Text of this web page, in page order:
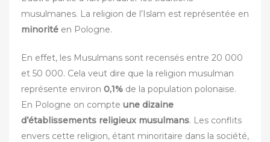
musulmanes. La religion de l’Islam est représentée en
minorité en Pologne.
En effet, les Musulmans sont recensés entre 20 000
et 50 000. Cela veut dire que la religion musulman
représente environ 0,1% de la population polonaise.
En Pologne on compte une dizaine
d’établissements religieux musulmans. Les conflits
envers cette religion, étant minoritaire dans la société,